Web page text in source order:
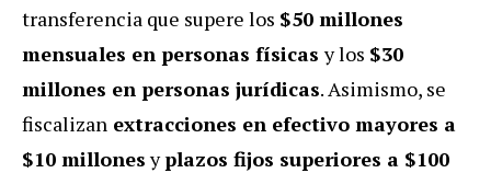
transferencia que supere los $50 millones
mensuales en personas físicasy los $30
millones en personas jurídicas. Asimismo, se
fiscalizan extracciones en efectivo mayores a
$10 millonesyplazos fijos superiores a $100